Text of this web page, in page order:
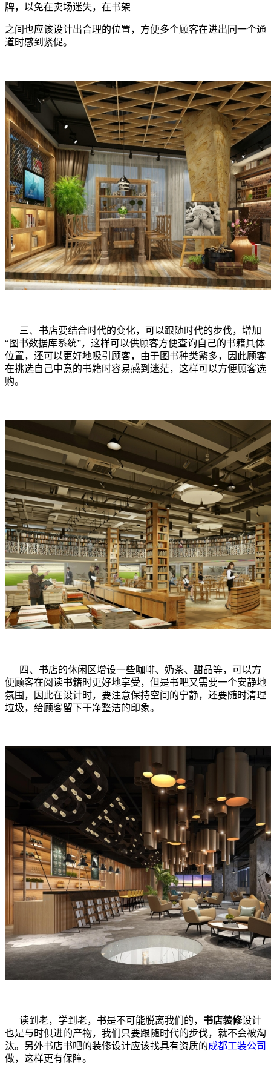
牌，以免在卖场迷失，在书架
之间也应该设计出合理的位置，方便多个顾客在进出同一个通
道时感到紧促。
三、 书店要结合时代的变化，可以跟随时代的步伐，增加
“图书数据库系统”，这样可以供顾客方便查询自己的书籍具体
位置，还可以更好地吸引顾客，由于图书种类繁多，因此顾客
在挑选自己中意的书籍时容易感到迷茫，这样可以方便顾客选
购。
四、 书店的休闲区增设一些咖啡、奶茶、甜品等，可以方
便顾客在阅读书籍时更好地享受，但是书吧又需要一个安静地
氛围，因此在设计时，要注意保持空间的宁静，还要随时清理
垃圾，给顾客留下干净整洁的印象。
读到老，学到老，书是不可能脱离我们的， 书店装修设计
也是与时俱进的产物，我们只要跟随时代的步伐，就不会被淘
汰。另外书店书吧的装修设计应该找具有资质的成都工装公司
做，这样更有保障。